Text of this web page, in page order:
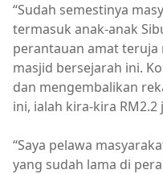
“Sudah semestinya
termasuk anak-anak
perantauan amat teruja
masjid bersejarah ini.
dan mengembalikan
ini, ialah kira-kira RM2.2
“Saya pelawa
yang sudah lama di